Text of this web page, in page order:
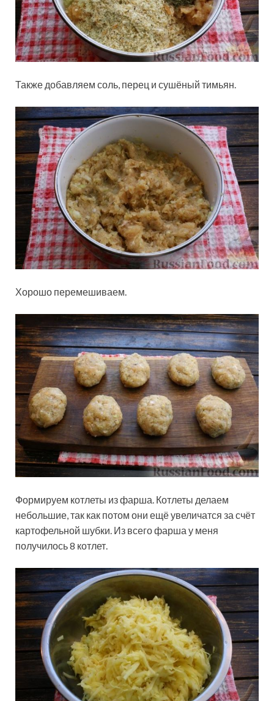
Также добавляем соль, перец и сушёный тимьян.
Хорошо перемешиваем.
Формируем котлеты из фарша. Котлеты делаем
небольшие, так как потом они ещё увеличатся за счёт
картофельной шубки. Из всего фарша у меня
получилось 8 котлет.